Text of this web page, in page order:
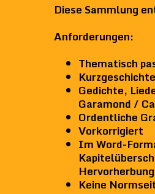
Diese Sammlung
Anforderungen:
Thematisch
Gedichte,
Garamond /
Ordentliche
Vorkorrigiert
Im Word-
Keine